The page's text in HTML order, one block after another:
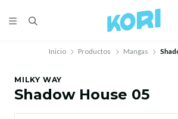
Inicio Productos Mangas
MILKY WAY
Shadow House 05